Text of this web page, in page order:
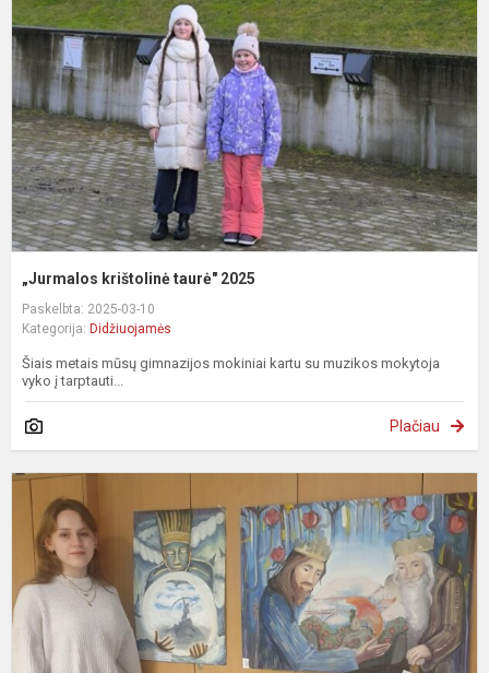
„Jurmalos krištolinė taurė" 2025
Paskelbta: 2025-03-10
Kategorija: Didžiuojamės
Šiais metais mūsų gimnazijos mokiniai kartu su muzikos mokytoja
vyko į tarptauti...
Plačiau